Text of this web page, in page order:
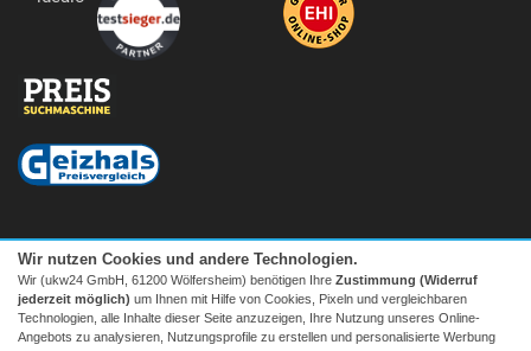
Wir nutzen Cookies und andere Technologien.
Wir (ukw24 GmbH, 61200 Wölfersheim) benötigen Ihre Zustimmung (Widerruf
jederzeit möglich) um Ihnen mit Hilfe von Cookies, Pixeln und vergleichbaren
Technologien, alle Inhalte dieser Seite anzuzeigen, Ihre Nutzung unseres Online-
Angebots zu analysieren, Nutzungsprofile zu erstellen und personalisierte Werbung